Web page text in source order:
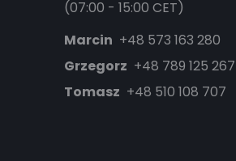
(07:00 - 15:00 CET)
Marcin +48 573 163 280
Grzegorz +48 789 125 267
Tomasz +48 510 108 707